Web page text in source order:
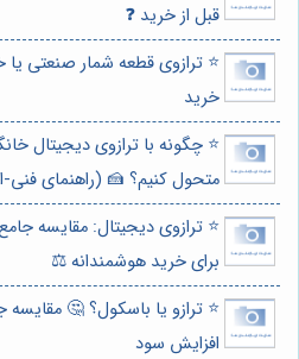
قبل از خرید ❓
⭐️ ترازوی قطعه شمار صنعتی
خرید
⭐️ چگونه با ترازوی دیجیتال
متحول کنیم؟ 🍰 (راهنمای فنی-
⭐️ ترازوی دیجیتال: مقایسه
برای خرید هوشمندانه ⚖️
⭐️ ترازو یا باسکول؟ 🤔 مقایسه
افزایش سود